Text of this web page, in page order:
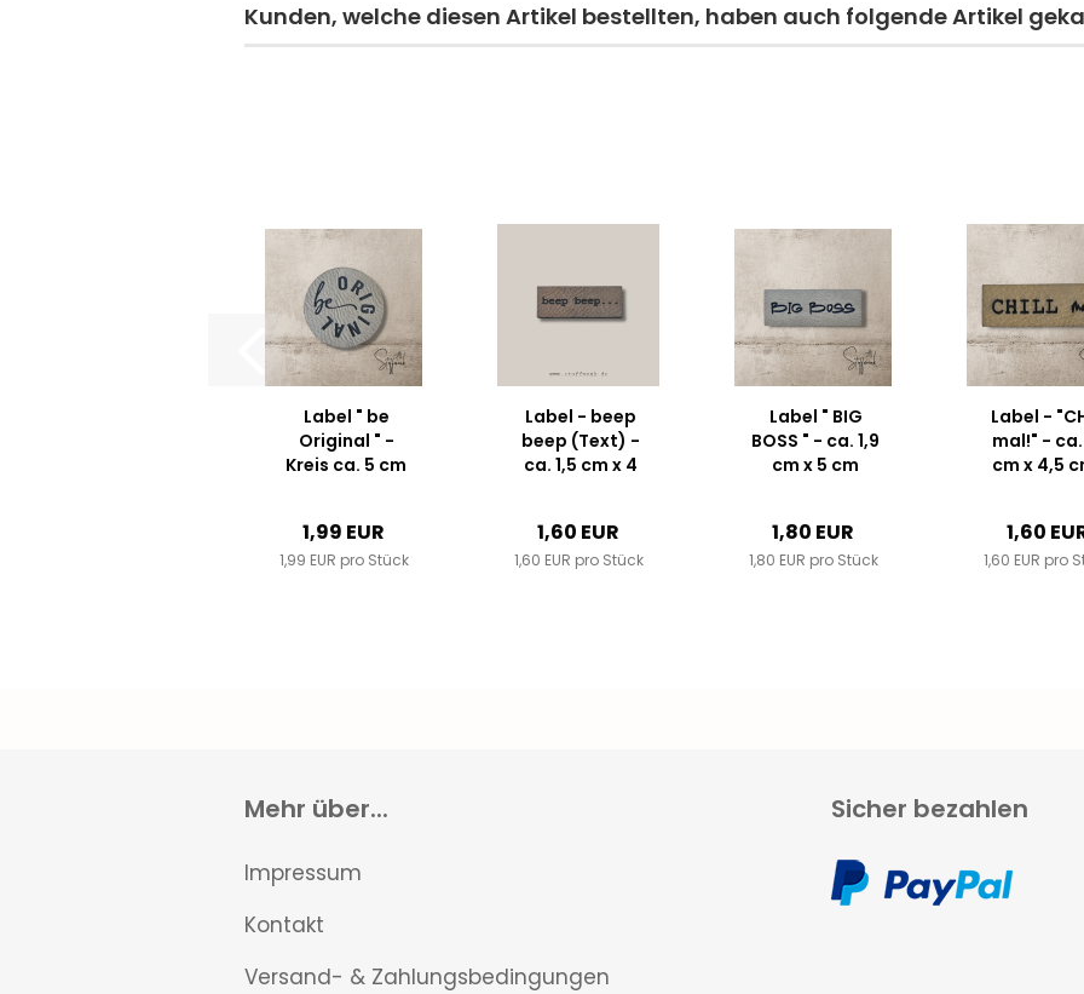
Kunden, welche diesen Artikel bestellten, haben auch folgende Artikel
Label " be
Original " -
Kreis ca. 5 cm
Farbauswahl...
1,99 EUR
1,99 EUR pro Stück
Label - beep
beep (Text) -
ca. 1,5 cm x 4
Farbauswahl...
1,60 EUR
1,60 EUR pro Stück
Label " BIG
BOSS " - ca. 1,9
cm x 5 cm
Farbauswahl...
1,80 EUR
1,80 EUR pro Stück
Label -
mal!" - ca.
cm x 4,5
1,60
1,60 EUR pro
Mehr über...
Impressum
Kontakt
Versand- & Zahlungsbedingungen
Sicher bezahlen